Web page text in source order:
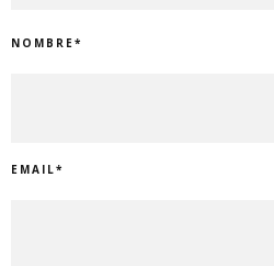
NOMBRE*
EMAIL*